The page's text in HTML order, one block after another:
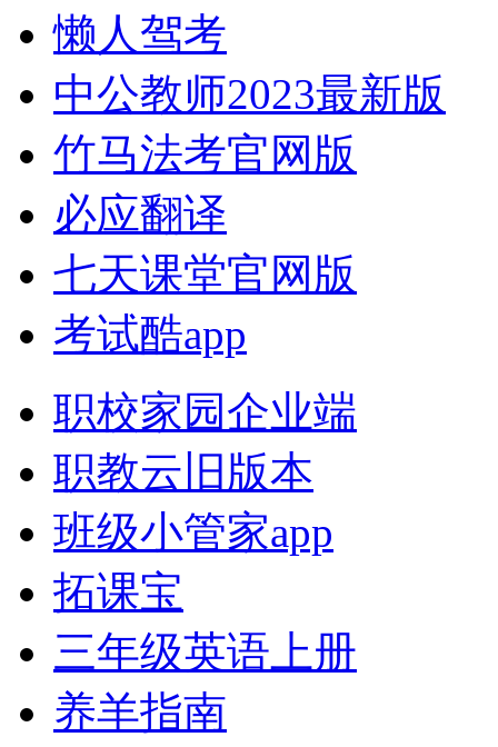
懒人驾考
中公教师2023最新版
竹马法考官网版
必应翻译
七天课堂官网版
考试酷app
职校家园企业端
职教云旧版本
班级小管家app
拓课宝
三年级英语上册
养羊指南